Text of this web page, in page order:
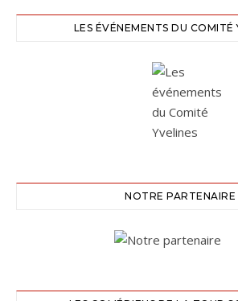
LES ÉVÉNEMENTS DU COMITÉ
NOTRE PARTENAIRE